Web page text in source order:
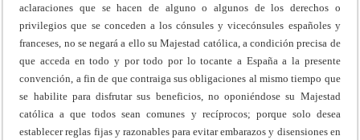
aclaraciones que se hacen de alguno o algunos de los derechos o
privilegios que se conceden a los cónsules y vicecónsules españoles y
franceses, no se negará a ello su Majestad católica, a condición precisa de
que acceda en todo y por todo por lo tocante a España a la presente
convención, a fin de que contraiga sus obligaciones al mismo tiempo que
se habilite para disfrutar sus beneficios, no oponiéndose su Majestad
católica a que todos sean comunes y recíprocos; porque solo desea
establecer reglas fijas y razonables para evitar embarazos y disensiones en